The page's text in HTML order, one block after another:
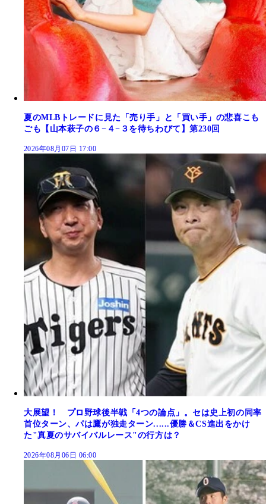
夏のMLBトレードに見た「売り手」と「買い手」の悲喜こも
ごも【山本萩子の６−４−３を待ちわびて】第230回
2026年08月07日 17:00
大展望！ プロ野球後半戦「4つの論点」。セは史上初の同率
首位ターン、パは鷹が独走ターン......優勝＆CS進出をかけ
た"真夏のサバイバルレース"の行方は？
2026年08月06日 06:00